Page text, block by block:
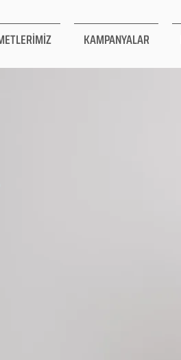
KAMPANYALAR